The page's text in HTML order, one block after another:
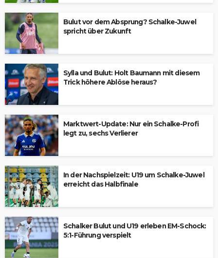
Bulut vor dem Absprung? Schalke-Juwel
spricht über Zukunft
Sylla und Bulut: Holt Baumann mit diesem
Trick höhere Ablöse heraus?
Marktwert-Update: Nur ein Schalke-Profi
legt zu, sechs Verlierer
In der Nachspielzeit: U19 um Schalke-Juwel
erreicht das Halbfinale
Schalker Bulut und U19 erleben EM-Schock:
5:1-Führung verspielt